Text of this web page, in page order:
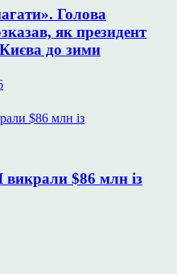
Голова
як президент
до зими
$86 млн із